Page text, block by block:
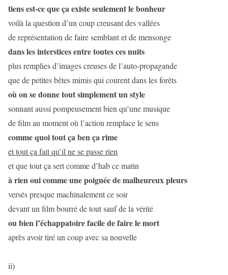
tiens est-ce que ça existe seulement le bonheur
voilà la question d’un coup creusant des vallées
de représentation de faire semblant et de mensonge
dans les interstices entre toutes ces nuits
plus remplies d’images creuses de l’auto-propagande
que de petites bêtes mimis qui courent dans les forêts
où on se donne tout simplement un style
sonnant aussi pompeusement bien qu’une musique
de film au moment où l’action remplace le sens
comme quoi tout ça ben ça rime
et tout ça fait qu’il ne se passe rien
et que tout ça sert comme d’hab ce matin
à rien oui comme une poignée de malheureux pleurs
versés presque machinalement ce soir
devant un film bourré de tout sauf de la vérité
ou bien l’échappatoire facile de faire le mort
après avoir tiré un coup avec sa nouvelle
ii)